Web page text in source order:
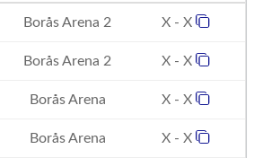
Borås Arena 2 X - X
Borås Arena 2 X - X
Borås Arena X - X
Borås Arena X - X